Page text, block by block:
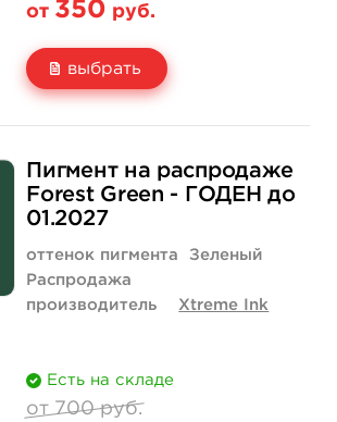
от 350 руб.
выбрать
700 руб.
350 руб.
купить
Пигмент на распродаже
Forest Green - ГОДЕН до
01.2027
оттенок пигмента
Зеленый
Распродажа
производитель
Xtreme Ink
Есть на складе
от 700 руб.